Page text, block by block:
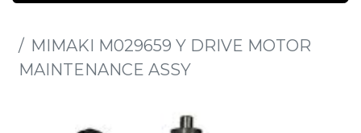
MIMAKI M029659 Y DRIVE MOTOR
MAINTENANCE ASSY